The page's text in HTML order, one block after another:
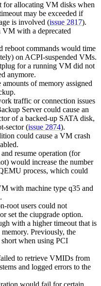
for allocating VM disks when
may be exceeded if
is involved (issue 2817).
with a deprecated
reboot commands would time
on ACPI-suspended VMs.
for a running VM did not
anymore.
of memory assigned
traffic or connection issues
Server could cause an
of a backed-up SATA disk,
sector (issue 2874).
could cause a VM crash
resume operation (for
would increase the number
process, which could
with machine type q35 and
root users could not
set the ciupgrade option.
with a higher timeout that is
Previously, the
when using PCI
to retrieve VMIDs from
and logged errors to the